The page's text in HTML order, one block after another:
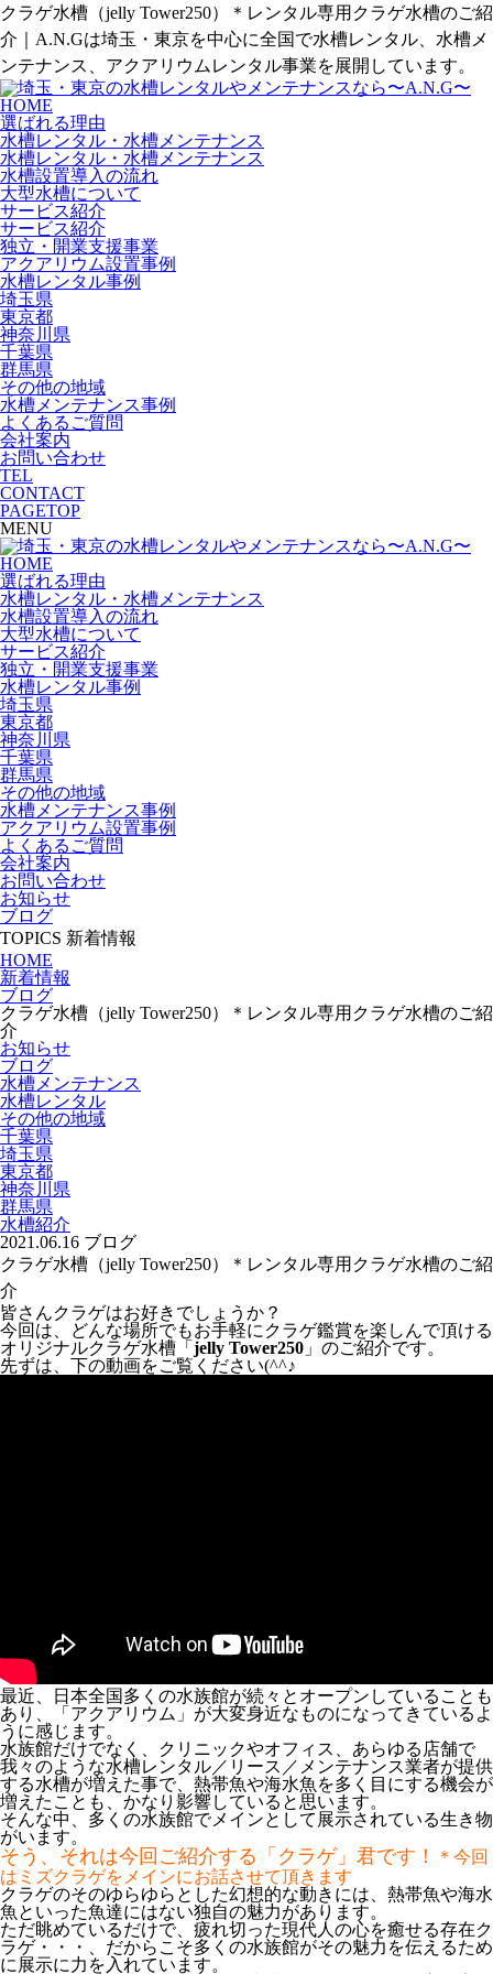
クラゲ水槽（jelly Tower250）＊レンタル専用クラゲ水槽のご紹
介｜A.N.Gは埼玉・東京を中心に全国で水槽レンタル、水槽メ
ンテナンス、アクアリウムレンタル事業を展開しています。
HOME
選ばれる理由
水槽レンタル・水槽メンテナンス
水槽レンタル・水槽メンテナンス
水槽設置導入の流れ
大型水槽について
サービス紹介
サービス紹介
独立・開業支援事業
アクアリウム設置事例
水槽レンタル事例
埼玉県
東京都
神奈川県
千葉県
群馬県
その他の地域
水槽メンテナンス事例
よくあるご質問
会社案内
お問い合わせ
TEL
CONTACT
PAGETOP
MENU
HOME
選ばれる理由
水槽レンタル・水槽メンテナンス
水槽設置導入の流れ
大型水槽について
サービス紹介
独立・開業支援事業
水槽レンタル事例
埼玉県
東京都
神奈川県
千葉県
群馬県
その他の地域
水槽メンテナンス事例
アクアリウム設置事例
よくあるご質問
会社案内
お問い合わせ
お知らせ
ブログ
TOPICS 新着情報
HOME
新着情報
ブログ
クラゲ水槽（jelly Tower250）＊レンタル専用クラゲ水槽のご紹
介
お知らせ
ブログ
水槽メンテナンス
水槽レンタル
その他の地域
千葉県
埼玉県
東京都
神奈川県
群馬県
水槽紹介
2021.06.16 ブログ
クラゲ水槽（jelly Tower250）＊レンタル専用クラゲ水槽のご紹
介
皆さんクラゲはお好きでしょうか？
今回は、どんな場所でもお手軽にクラゲ鑑賞を楽しんで頂ける
オリジナルクラゲ水槽「 jelly Tower250 」のご紹介です。
先ずは、下の動画をご覧ください(^^♪
最近、日本全国多くの水族館が続々とオープンしていることも
あり、「アクアリウム」が大変身近なものになってきているよ
うに感じます。
水族館だけでなく、クリニックやオフィス、あらゆる店舗で
我々のような水槽レンタル／リース／メンテナンス業者が提供
する水槽が増えた事で、熱帯魚や海水魚を多く目にする機会が
増えたことも、かなり影響していると思います。
そんな中、多くの水族館でメインとして展示されている生き物
がいます。
そう、それは今回ご紹介する「クラゲ」君です！
＊今回
はミズクラゲをメインにお話させて頂きます
クラゲのそのゆらゆらとした幻想的な動きには、熱帯魚や海水
魚といった魚達にはない独自の魅力があります。
ただ眺めているだけで、疲れ切った現代人の心を癒せる存在ク
ラゲ・・・、だからこそ多くの水族館がその魅力を伝えるため
に展示に力を入れています。